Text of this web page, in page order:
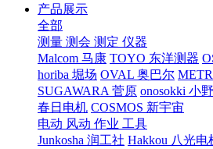
产品展示
全部
测量 测会 测定 仪器
Malcom 马康 TOYO 东洋测器
horiba 堀场 OVAL 奥巴尔
SUGAWARA 菅原 onosokki 小
春日电机 COSMOS 新宇宙
电动 风动 作业 工具
Junkosha 润工社 Hakkou 八光电